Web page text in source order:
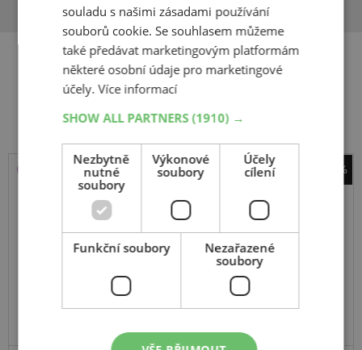
Související produkty
-40%
MPS400 Variant AW 2
205 65 R15 102/100T C
souladu s našimi zásadami používání
souborů cookie. Se souhlasem můžeme
také předávat marketingovým platformám
některé osobní údaje pro marketingové
účely.Více informací
SHOW ALL PARTNERS(1910) →
Nezbytně
nutné
soubory
Výkonové
soubory
Účely
cílení
Funkční soubory
Nezařazené
soubory